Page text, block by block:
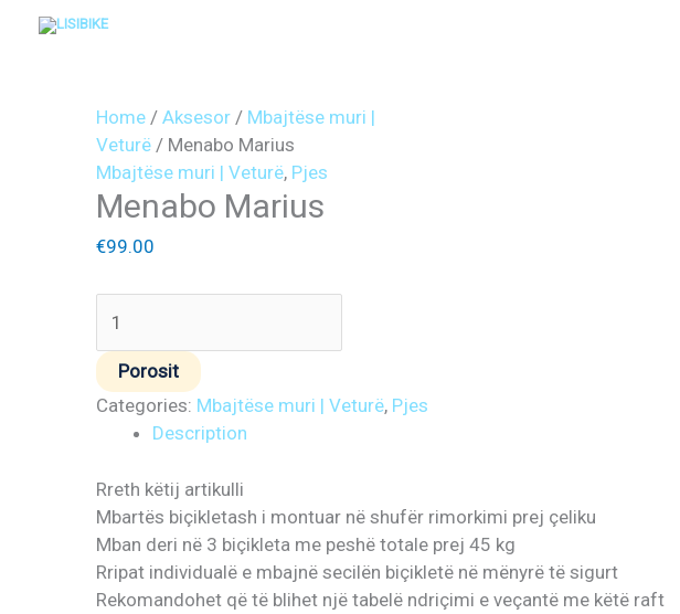
Home / Aksesor / Mbajtëse muri |
Veturë / Menabo Marius
Mbajtëse muri | Veturë, Pjes
Menabo Marius
€99.00
Marius
quantity
Porosit
Categories: Mbajtëse muri | Veturë, Pjes
Description
Rreth këtij artikulli
Mbartës biçikletash i montuar në shufër rimorkimi prej çeliku
Mban deri në 3 biçikleta me peshë totale prej 45 kg
Rripat individualë e mbajnë secilën biçikletë në mënyrë të sigurt
Rekomandohet që të blihet një tabelë ndriçimi e veçantë me këtë raft